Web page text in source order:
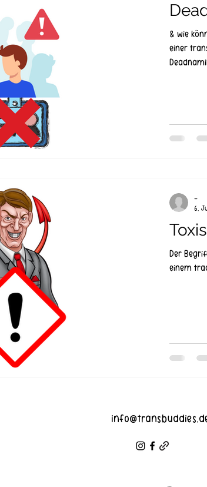
& wie
einer
Der
einem
-
6.